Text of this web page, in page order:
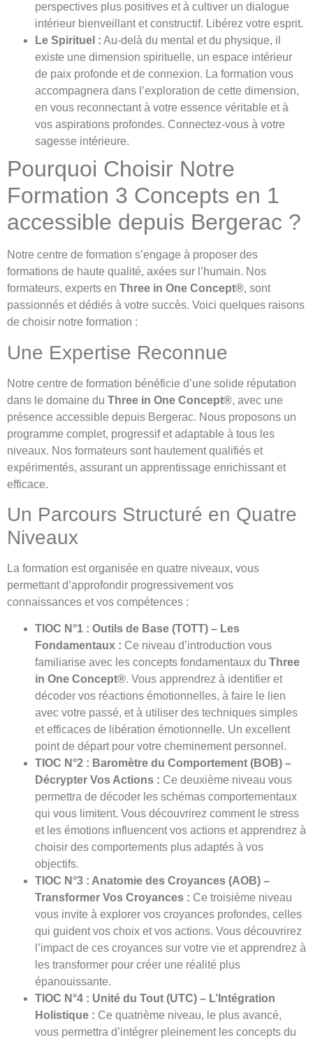
perspectives plus positives et à cultiver un dialogue
intérieur bienveillant et constructif. Libérez votre esprit.
Le Spirituel : Au-delà du mental et du physique, il
existe une dimension spirituelle, un espace intérieur
de paix profonde et de connexion. La formation vous
accompagnera dans l’exploration de cette dimension,
en vous reconnectant à votre essence véritable et à
vos aspirations profondes. Connectez-vous à votre
sagesse intérieure.
Pourquoi Choisir Notre
Formation 3 Concepts en 1
accessible depuis Bergerac ?
Notre centre de formation s’engage à proposer des
formations de haute qualité, axées sur l’humain. Nos
formateurs, experts en Three in One Concept®, sont
passionnés et dédiés à votre succès. Voici quelques raisons
de choisir notre formation :
Une Expertise Reconnue
Notre centre de formation bénéficie d’une solide réputation
dans le domaine du Three in One Concept®, avec une
présence accessible depuis Bergerac. Nous proposons un
programme complet, progressif et adaptable à tous les
niveaux. Nos formateurs sont hautement qualifiés et
expérimentés, assurant un apprentissage enrichissant et
efficace.
Un Parcours Structuré en Quatre
Niveaux
La formation est organisée en quatre niveaux, vous
permettant d’approfondir progressivement vos
connaissances et vos compétences :
TIOC N°1 : Outils de Base (TOTT) – Les
Fondamentaux : Ce niveau d’introduction vous
familiarise avec les concepts fondamentaux du Three
in One Concept®. Vous apprendrez à identifier et
décoder vos réactions émotionnelles, à faire le lien
avec votre passé, et à utiliser des techniques simples
et efficaces de libération émotionnelle. Un excellent
point de départ pour votre cheminement personnel.
TIOC N°2 : Baromètre du Comportement (BOB) –
Décrypter Vos Actions : Ce deuxième niveau vous
permettra de décoder les schémas comportementaux
qui vous limitent. Vous découvrirez comment le stress
et les émotions influencent vos actions et apprendrez à
choisir des comportements plus adaptés à vos
objectifs.
TIOC N°3 : Anatomie des Croyances (AOB) –
Transformer Vos Croyances : Ce troisième niveau
vous invite à explorer vos croyances profondes, celles
qui guident vos choix et vos actions. Vous découvrirez
l’impact de ces croyances sur votre vie et apprendrez à
les transformer pour créer une réalité plus
épanouissante.
TIOC N°4 : Unité du Tout (UTC) – L’Intégration
Holistique : Ce quatrième niveau, le plus avancé,
vous permettra d’intégrer pleinement les concepts du